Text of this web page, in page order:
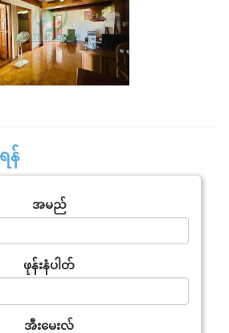
န်
အမည်
ဖုန်းနံပါတ်
အီးမေးလ်